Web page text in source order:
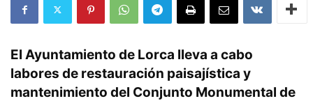
El Ayuntamiento de Lorca lleva a cabo
labores de restauración paisajística y
mantenimiento del Conjunto Monumental de